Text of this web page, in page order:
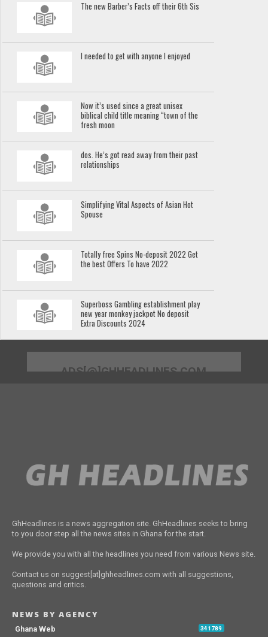
The new Barber’s Facts off their 6th Sis
I needed to get with anyone I enjoyed
Now it’s used since a great unisex
biblical child title meaning “town of the
fresh moon
dos. He’s got read away from their past
relationships
Simplifying Vital Aspects of Asian Hot
Spouse
Totally free Spins No-deposit 2022 Get
the best Offers To have 2022
Superboss Gambling establishment play
new year monkey jackpot No deposit
Extra Discounts 2024
ADS[@]GHHEADLINES.COM
GhHeadlines is a news aggregation site. GhHeadlines seeks to bring
to you door step all the news sites in Ghana for the start.
We provide you with all the headlines you need from various News site.
Contact us on suggest[at]ghheadlines.com with all suggestions,
questions and critics.
NEWS BY AGENCY
Ghana Web 341789